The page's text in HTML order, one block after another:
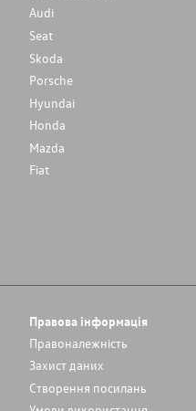
Audi
Seat
Skoda
Porsche
Hyundai
Honda
Mazda
Fiat
Правова інформація
Правоналежність
Захист даних
Cтворення посилань